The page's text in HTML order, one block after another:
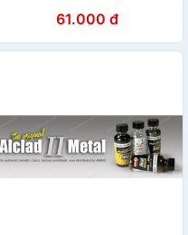
61.000 đ